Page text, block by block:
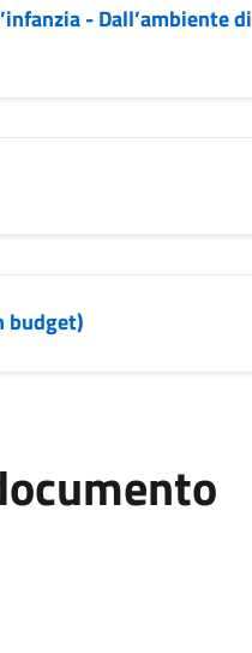
- Dall’ambiente di
budget)